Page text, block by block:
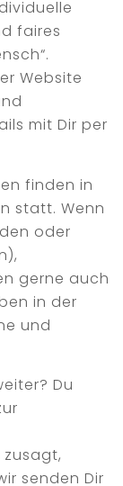
faires
Website
mit Dir per
finden in
statt. Wenn
oder
gerne auch
in der
und
Du
senden Dir